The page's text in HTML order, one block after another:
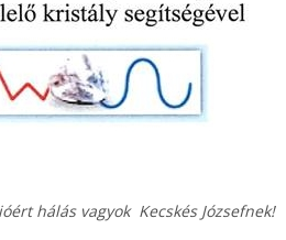
hálás vagyok Kecskés Józsefnek!